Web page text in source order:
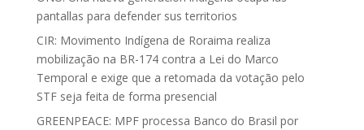
pantallas para defender sus territorios
CIR: Movimento Indígena de Roraima realiza
mobilização na BR-174 contra a Lei do Marco
Temporal e exige que a retomada da votação pelo
STF seja feita de forma presencial
GREENPEACE: MPF processa Banco do Brasil por